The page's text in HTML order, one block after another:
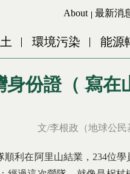
Jump to Navigation
Jump to Main content
About 最新消
環境污染 能源
份證（ 寫在
文/李根政（地球公民
利在阿里山結業，234位學